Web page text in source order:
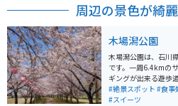
周辺の景色が綺
木場潟公園
木場潟公園は、石川
です。一周6.4kmの
ギングが出来る遊歩
されています。東園
どもあります。季節
#絶景スポット #食事
#スイーツ